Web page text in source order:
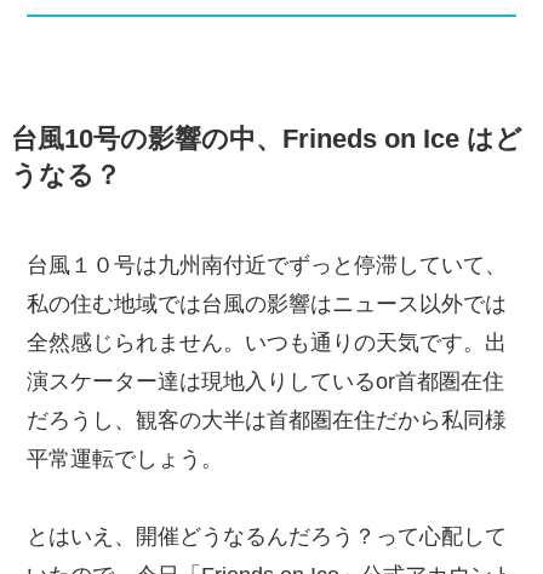
台風10号の影響の中、Frineds on Ice はど
うなる？
台風１０号は九州南付近でずっと停滞していて、
私の住む地域では台風の影響はニュース以外では
全然感じられません。いつも通りの天気です。出
演スケーター達は現地入りしているor首都圏在住
だろうし、観客の大半は首都圏在住だから私同様
平常運転でしょう。
とはいえ、開催どうなるんだろう？って心配して